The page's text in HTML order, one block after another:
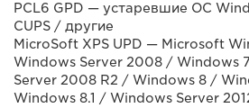
PCL6 GPD — устаревшие ОС
CUPS / другие
MicroSoft XPS UPD — Microsoft
Windows Server 2008 / Windows
Server 2008 R2 / Windows 8 /
Windows 8.1 / Windows Server